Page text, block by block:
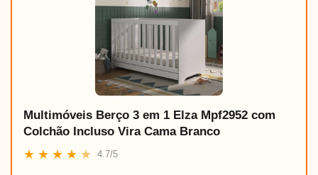
Multimóveis Berço 3 em 1 Elza Mpf2952 com
Colchão Incluso Vira Cama Branco
★ ★ ★ ★ ★ 4.7/5